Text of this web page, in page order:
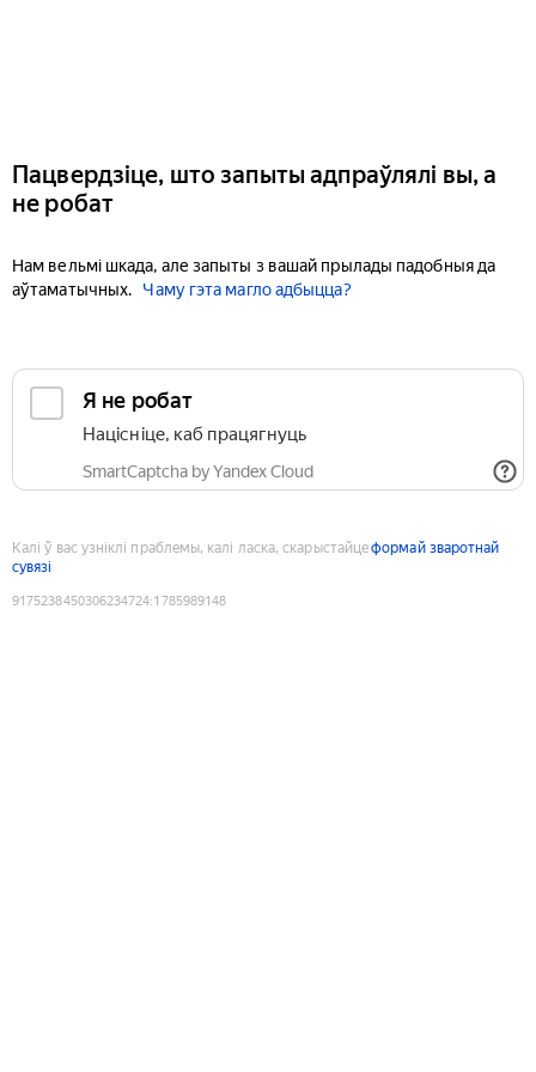
Пацвердзіце, што запыты адпраўлялі вы, а
не робат
Нам вельмі шкада, але запыты з вашай прылады падобныя да
аўтаматычных.
Чаму гэта магло адбыцца?
Я не робат
Націсніце, каб працягнуць
SmartCaptcha by Yandex Cloud
Калі ў вас узніклі праблемы, калі ласка, скарыстайцеформай зваротнай
сувязі
9175238450306234724:1785989148